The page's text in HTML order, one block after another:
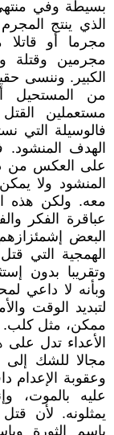
بسيطة وفي
الذي ينتج
مجرما أو قاتلا
مجرمين وقتلة
الكبير. وننسى
من المستحيل
مستعملين
فالوسيلة التي
الهدف المنشود.
على العكس من
المنشود ولا
معه. ولكن هذه
عباقرة الفكر
البعض
الهمجية التي
وتقريبا بدون
وبأنه لا داعي
لتبديد الوقت
ممكن، مثل كلب.
الأعداء تدل على
مجالا للشك إلى
وعقوبة الإعدام
عليه بالموت،
يمثلونه. لأن
بإسم الثورة